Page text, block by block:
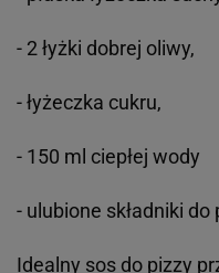
- 2 łyżki dobrej oliwy,
- łyżeczka cukru,
- 150 ml ciepłej wody
- ulubione składniki do
Idealny sos do pizzy